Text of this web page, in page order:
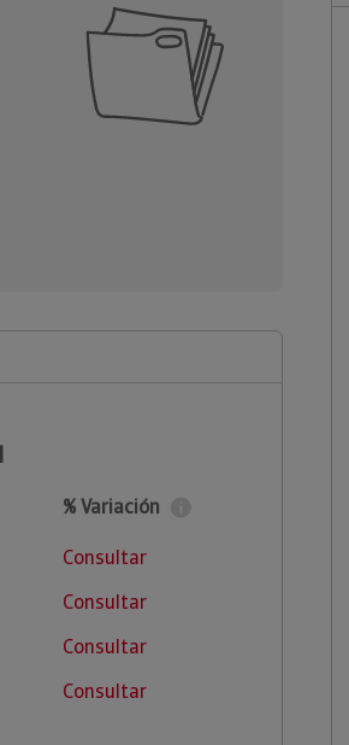
% Variación
Consultar
Consultar
Consultar
Consultar